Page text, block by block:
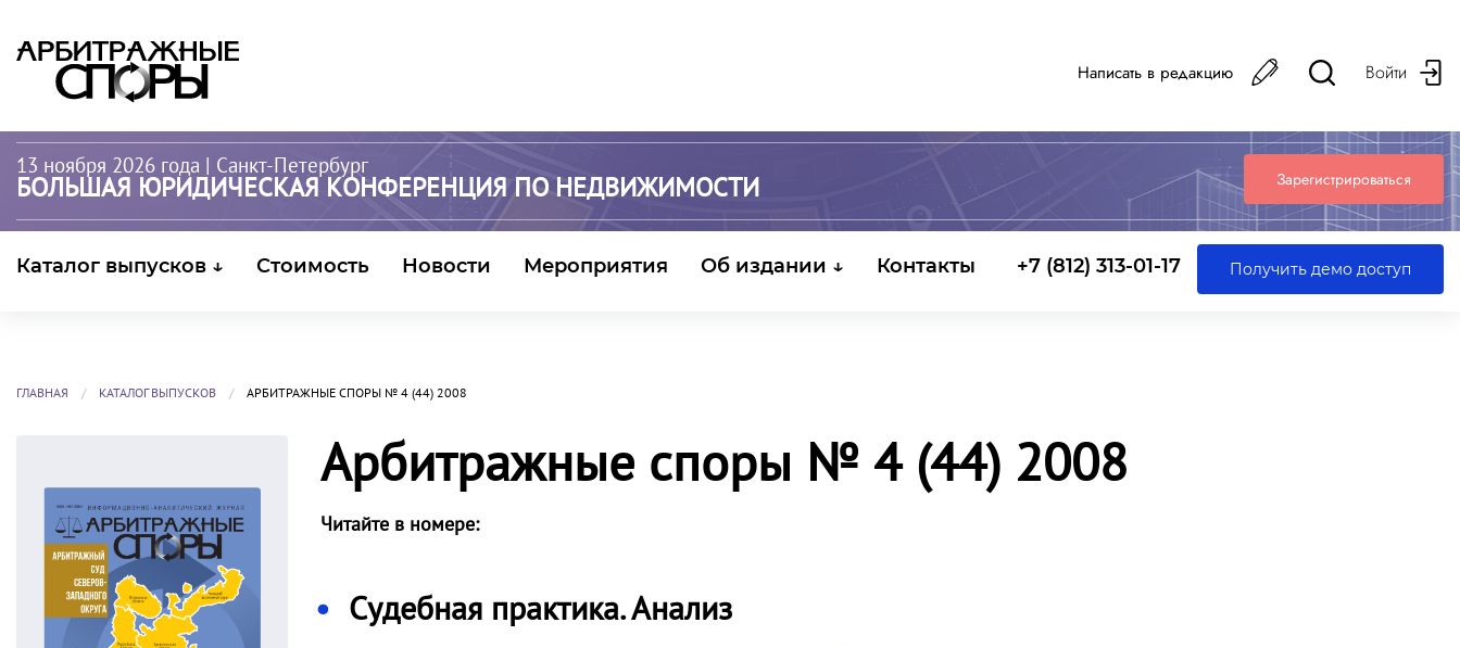
Написать в редакцию Войти
13 ноября 2026 года | Санкт-Петербург
БОЛЬШАЯ ЮРИДИЧЕСКАЯ КОНФЕРЕНЦИЯ ПО НЕДВИЖИМОСТИ Зарегистрироваться
Каталог выпусков ↓ Стоимость Новости Мероприятия Об издании ↓ Контакты +7 (812) 313-01-17 Получить демо доступ
ГЛАВНАЯ КАТАЛОГ ВЫПУСКОВ АРБИТРАЖНЫЕ СПОРЫ № 4 (44) 2008
Арбитражные споры № 4 (44) 2008
Читайте в номере:
Судебная практика. Анализ